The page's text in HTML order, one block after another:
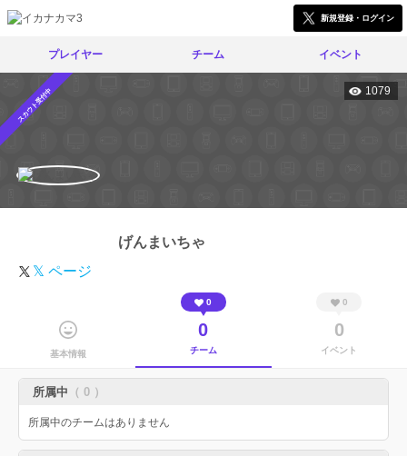
新規登録・ログイン
プレイヤー チーム イベント
スカウト受付中 1079
げんまいちゃ
𝕏 ページ
基本情報
0
0
チーム
0
0
イベント
所属中 （ 0 ）
所属中のチームはありません